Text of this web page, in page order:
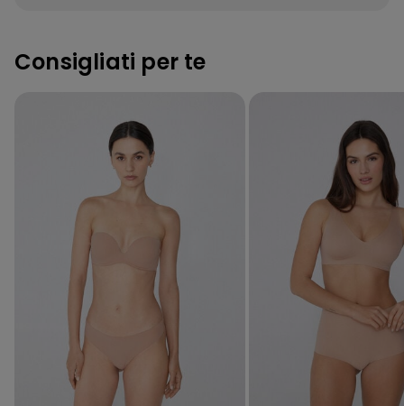
Consigliati per te